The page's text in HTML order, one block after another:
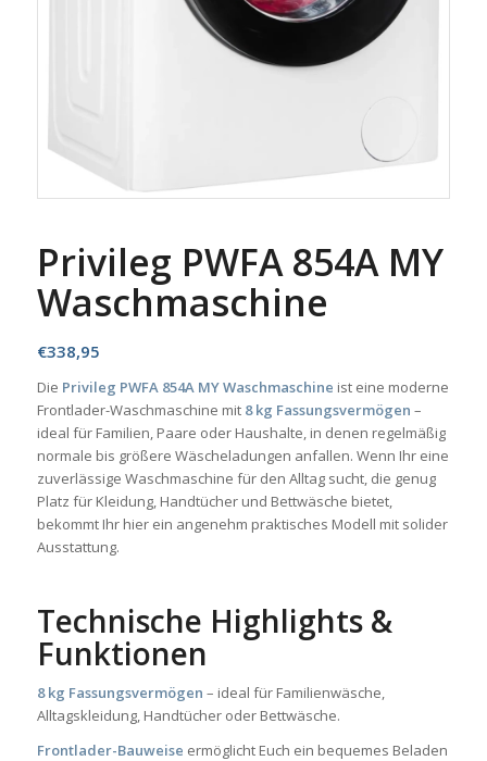
Privileg PWFA 854A MY
Waschmaschine
€338,95
Die Privileg PWFA 854A MY Waschmaschine ist eine moderne
Frontlader-Waschmaschine mit 8 kg Fassungsvermögen –
ideal für Familien, Paare oder Haushalte, in denen regelmäßig
normale bis größere Wäscheladungen anfallen. Wenn Ihr eine
zuverlässige Waschmaschine für den Alltag sucht, die genug
Platz für Kleidung, Handtücher und Bettwäsche bietet,
bekommt Ihr hier ein angenehm praktisches Modell mit solider
Ausstattung.
Technische Highlights &
Funktionen
8 kg Fassungsvermögen – ideal für Familienwäsche,
Alltagskleidung, Handtücher oder Bettwäsche.
Frontlader-Bauweise ermöglicht Euch ein bequemes Beladen